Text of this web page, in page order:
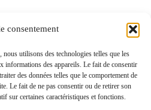
consentement
utilisons des technologies telles que les
informations des appareils. Le fait de consentir
des données telles que le comportement de
Le fait de ne pas consentir ou de retirer son
sur certaines caractéristiques et fonctions.